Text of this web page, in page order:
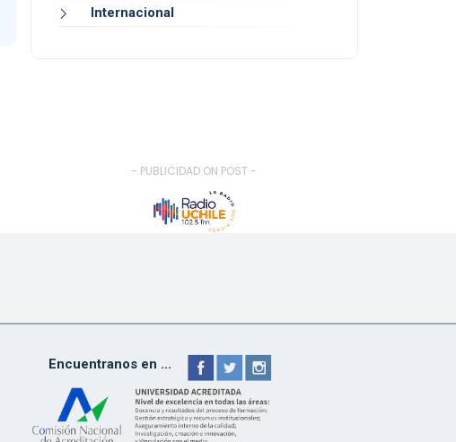
Internacional
- PUBLICIDAD ON POST -
Encuentranos en ...